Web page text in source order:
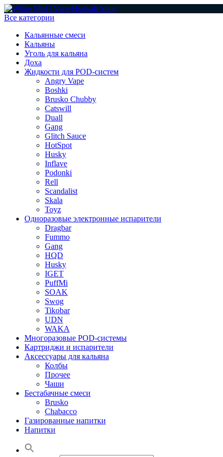
Все категории
Кальянные смеси
Кальяны
Уголь для кальяна
Доха
Жидкости для POD-систем
Angry Vape
Boshki
Brusko Chubby
Catswill
Duall
Gang
Glitch Sauce
HotSpot
Husky
Inflave
Podonki
Rell
Scandalist
Skala
Toyz
Одноразовые электронные испарители
Dragbar
Fummo
Gang
HQD
Husky
IGET
PuffMi
SOAK
Swog
Tikobar
UDN
WAKA
Многоразовые POD-системы
Картриджи и испарители
Аксессуары для кальяна
Колбы
Прочее
Чаши
Бестабачные смеси
Brusko
Chabacco
Газированные напитки
Напитки